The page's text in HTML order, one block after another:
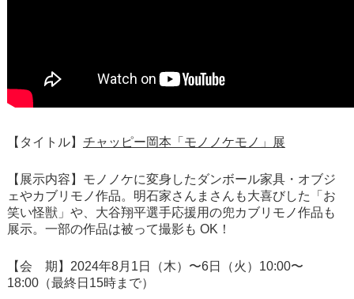
【タイトル】 チャッピー岡本「モノノケモノ」展
【展示内容】モノノケに変身したダンボール家具・オブジ
ェやカブリモノ作品。明石家さんまさんも大喜びした「お
笑い怪獣」や、大谷翔平選手応援用の兜カブリモノ作品も
展示。一部の作品は被って撮影も OK！
【会 期】2024年8月1日（木）〜6日（火）10:00〜
18:00（最終日15時まで）